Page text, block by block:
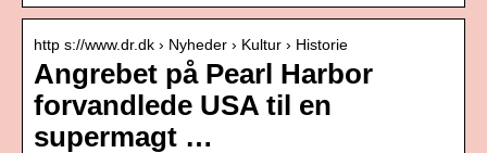
http s://www.dr.dk › Nyheder › Kultur › Historie
Angrebet på Pearl Harbor
forvandlede USA til en
supermagt …